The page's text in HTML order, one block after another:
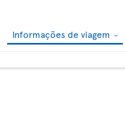
Informações de viagem